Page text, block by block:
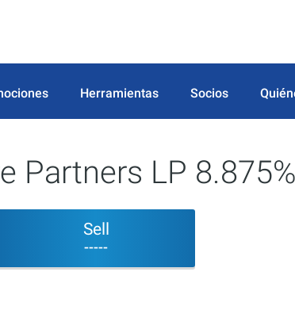
Herramientas Socios
Partners LP
Sell
-----